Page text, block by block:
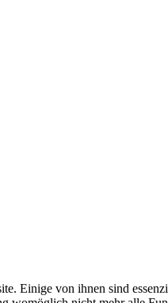
Einige von ihnen sind